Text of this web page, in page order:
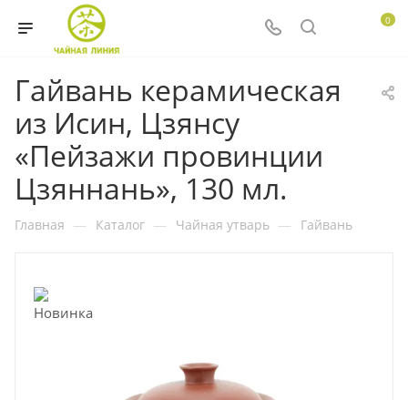
0
Гайвань керамическая
из Исин, Цзянсу
«Пейзажи провинции
Цзяннань», 130 мл.
Главная — Каталог — Чайная утварь — Гайвань